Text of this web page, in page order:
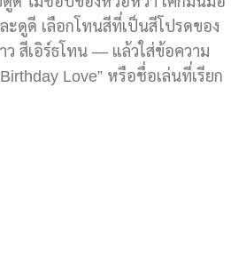
ดูดี เลือกโทนสีที่เป็นสีโปรดของ
สีเอิร์ธโทน — แล้วใส่ข้อความ
Love” หรือชื่อเล่นที่เรียก